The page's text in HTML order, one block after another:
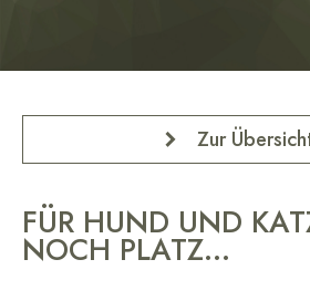
Zur
FÜR HUND UND
NOCH PLATZ...